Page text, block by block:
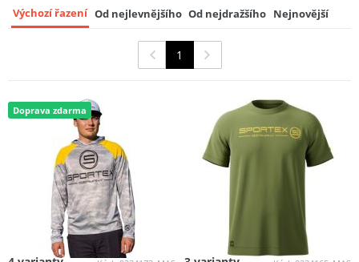
Výchozí řazení Od nejlevnějšího Od nejdražšího Nejnovější
1
Doprava zdarma